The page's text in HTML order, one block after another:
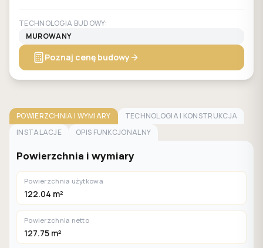
TECHNOLOGIA BUDOWY:
MUROWANY
Poznaj cenę budowy
POWIERZCHNIA I WYMIARY
TECHNOLOGIA I KONSTRUKCJA
INSTALACJE
OPIS FUNKCJONALNY
Powierzchnia i wymiary
Powierzchnia użytkowa
122.04 m²
Powierzchnia netto
127.75 m²